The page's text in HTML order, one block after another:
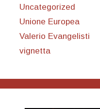
Uncategorized
Unione Europea
Valerio Evangelisti
vignetta